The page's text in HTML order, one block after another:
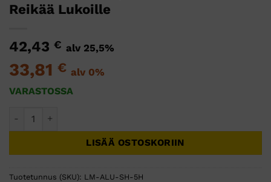
Reikää Lukoille
42,43 € alv 25,5%
33,81 € alv 0%
VARASTOSSA
LISÄÄ OSTOSKORIIN
Tuotetunnus (SKU): LM-ALU-SH-5H